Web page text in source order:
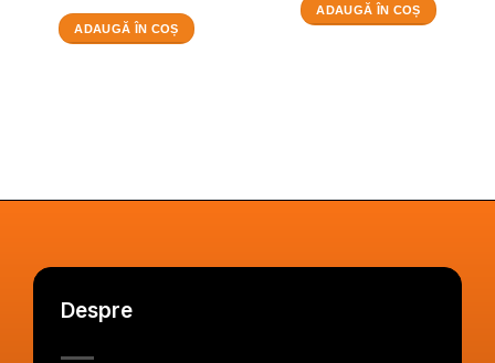
ADAUGĂ ÎN COȘ
ADAUGĂ ÎN COȘ
Despre